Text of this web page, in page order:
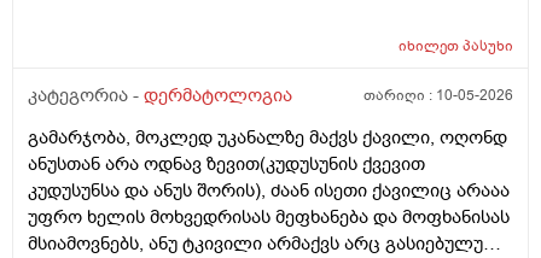
იხილეთპასუხი
კატეგორია - დერმატოლოგია თარიღი : 10-05-2026
გამარჯობა, მოკლედ უკანალზე მაქვს ქავილი, ოღონდ
ანუსთან არა ოდნავ ზევით(კუდუსუნის ქვევით
კუდუსუნსა და ანუს შორის), ძაან ისეთი ქავილიც არააა
უფრო ხელის მოხვედრისას მეფხანება და მოფხანისას
მსიამოვნებს, ანუ ტკივილი არმაქვს არც გასიებულუ